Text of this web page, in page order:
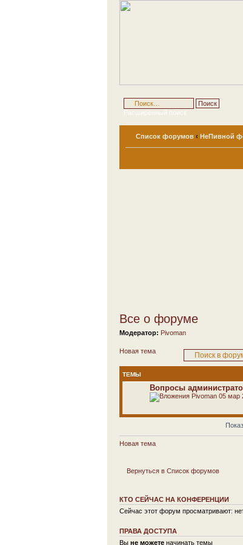
Расширенный поиск
Список форумов ‹ НеПивной
Все о форуме
Модератор: Pivoman
Новая тема
ТЕМЫ
Вопросы
Pivoman 05 мар
Новая тема
Вернуться в Список форумов
КТО СЕЙЧАС НА КОНФЕРЕНЦИИ
Сейчас этот форум просматривают:
ПРАВА ДОСТУПА
Вы не можете начинать темы